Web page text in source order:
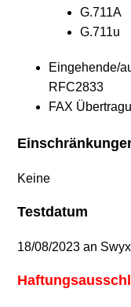
G.711A
G.711u
Eingehende/
RFC2833
FAX
Keine
Testdatum
18/08/2023 an